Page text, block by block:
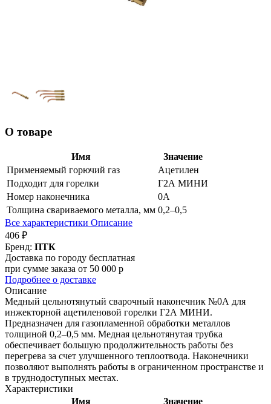
О товаре
Имя
Значение
Применяемый горючий газ
Ацетилен
Подходит для горелки
Г2А МИНИ
Номер наконечника
0А
Толщина свариваемого металла, мм 0,2–0,5
Все характеристики Описание
406 ₽
Бренд: ПТК
Доставка по городу бесплатная
при сумме заказа от 50 000 р
Подробнее о доставке
Описание
Медный цельнотянутый сварочный наконечник №0А для
инжекторной ацетиленовой горелки Г2А МИНИ.
Предназначен для газопламенной обработки металлов
толщиной 0,2–0,5 мм. Медная цельнотянутая трубка
обеспечивает большую продолжительность работы без
перегрева за счет улучшенного теплоотвода. Наконечники
позволяют выполнять работы в ограниченном пространстве и
в труднодоступных местах.
Характеристики
Имя
Значение